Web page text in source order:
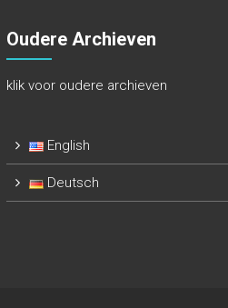
Oudere Archieven
klik voor oudere archieven
English
Deutsch